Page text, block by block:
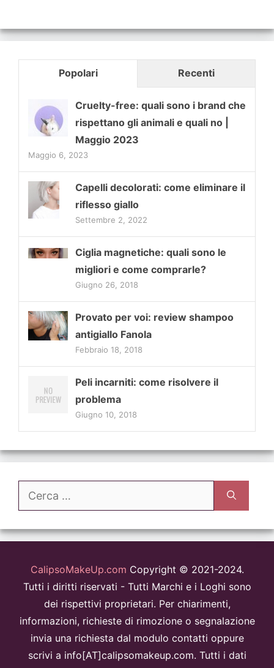
Popolari Recenti
Cruelty-free: quali sono i brand che
rispettano gli animali e quali no |
Maggio 2023
Maggio 6, 2023
Capelli decolorati: come eliminare il
riflesso giallo
Settembre 2, 2022
Ciglia magnetiche: quali sono le
migliori e come comprarle?
Giugno 26, 2018
Provato per voi: review shampoo
antigiallo Fanola
Febbraio 18, 2018
Peli incarniti: come risolvere il
problema
Giugno 10, 2018
Ricerca
CalipsoMakeUp.com Copyright © 2021-2024.
Tutti i diritti riservati - Tutti Marchi e i Loghi sono
dei rispettivi proprietari. Per chiarimenti,
informazioni, richieste di rimozione o segnalazione
invia una richiesta dal modulo contatti oppure
scrivi a info[AT]calipsomakeup.com. Tutti i dati